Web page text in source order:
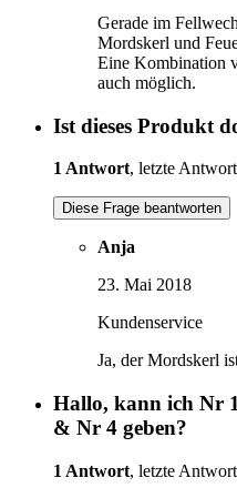
Gerade im
Mordskerl und
Eine Kombination
auch möglich.
Ist dieses Produkt
1 Antwort, letzte
Diese Frage beantworten
Anja
23. Mai 2018
Kundenservice
Ja, der Mordskerl
Hallo, kann ich Nr
& Nr 4 geben?
1 Antwort, letzte